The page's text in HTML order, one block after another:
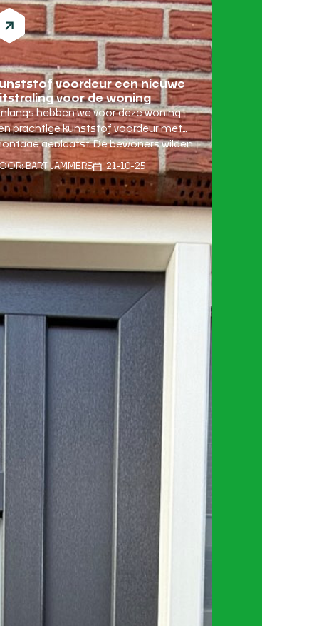
voordeur een nieuwe
voor de woning
hebben we voor deze woning
prachtige kunststof voordeur met
geplaatst. De bewoners wilden
entree vernieuwen met een
duurzame oplossing. Met
nieuwe deur heeft de woning een
eigentijdse uitstraling gekregen
perfect past bij de rest van het huis.
en comfort in één keuze
BART LAMMERS 21-10-25